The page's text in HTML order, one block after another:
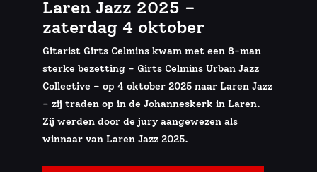
Laren Jazz 2025 –
zaterdag 4 oktober
Gitarist Girts Celmins kwam met een 8-man
sterke bezetting – Girts Celmins Urban Jazz
Collective – op 4 oktober 2025 naar Laren Jazz
– zij traden op in de Johanneskerk in Laren.
Zij werden door de jury aangewezen als
winnaar van Laren Jazz 2025.